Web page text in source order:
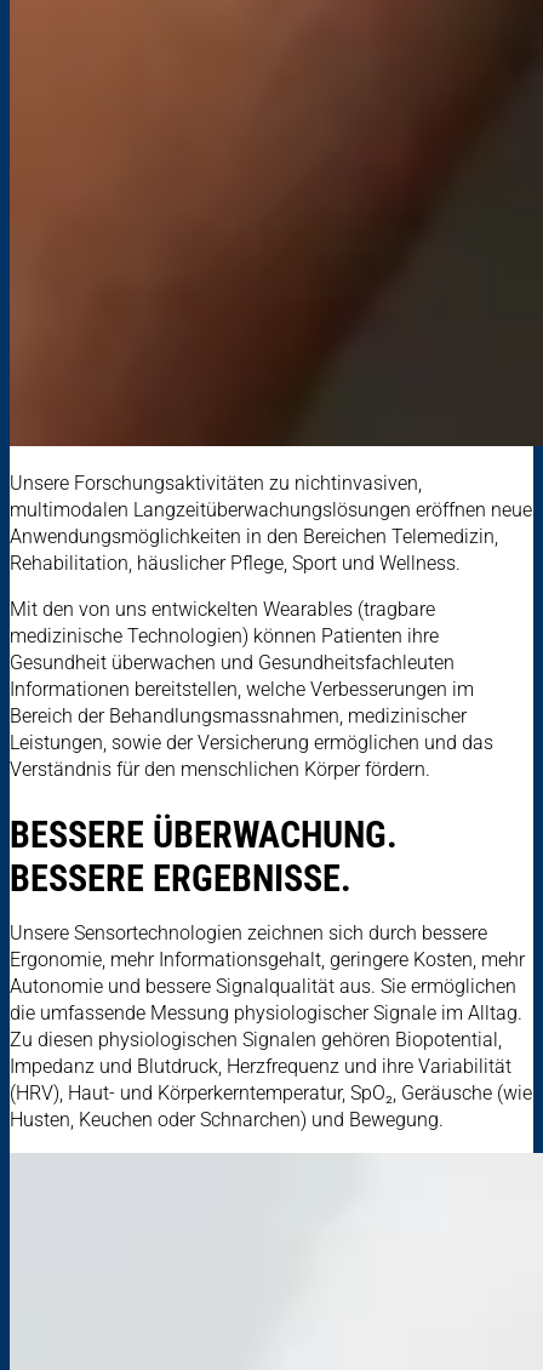
Unsere Forschungsaktivitäten zu nichtinvasiven,
multimodalen Langzeitüberwachungslösungen eröffnen neue
Anwendungsmöglichkeiten in den Bereichen Telemedizin,
Rehabilitation, häuslicher Pflege, Sport und Wellness.
Mit den von uns entwickelten Wearables (tragbare
medizinische Technologien) können Patienten ihre
Gesundheit überwachen und Gesundheitsfachleuten
Informationen bereitstellen, welche Verbesserungen im
Bereich der Behandlungsmassnahmen, medizinischer
Leistungen, sowie der Versicherung ermöglichen und das
Verständnis für den menschlichen Körper fördern.
BESSERE ÜBERWACHUNG.
BESSERE ERGEBNISSE.
Unsere Sensortechnologien zeichnen sich durch bessere
Ergonomie, mehr Informationsgehalt, geringere Kosten, mehr
Autonomie und bessere Signalqualität aus. Sie ermöglichen
die umfassende Messung physiologischer Signale im Alltag.
Zu diesen physiologischen Signalen gehören Biopotential,
Impedanz und Blutdruck, Herzfrequenz und ihre Variabilität
(HRV), Haut- und Körperkerntemperatur, SpO₂, Geräusche (wie
Husten, Keuchen oder Schnarchen) und Bewegung.